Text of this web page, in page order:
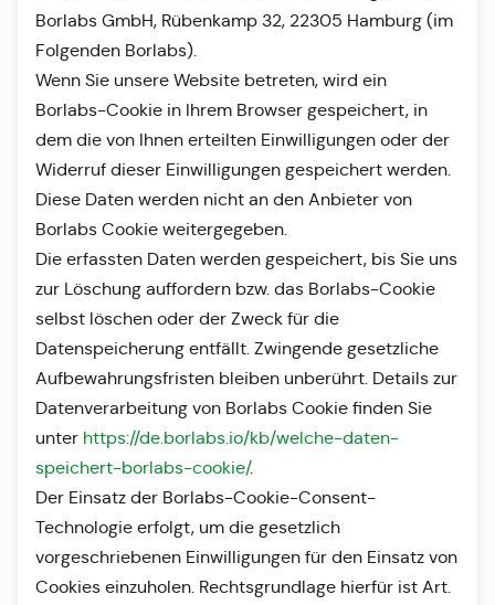
Borlabs GmbH, Rübenkamp 32, 22305 Hamburg (im
Folgenden Borlabs).
Wenn Sie unsere Website betreten, wird ein
Borlabs-Cookie in Ihrem Browser gespeichert, in
dem die von Ihnen erteilten Einwilligungen oder der
Widerruf dieser Einwilligungen gespeichert werden.
Diese Daten werden nicht an den Anbieter von
Borlabs Cookie weitergegeben.
Die erfassten Daten werden gespeichert, bis Sie uns
zur Löschung auffordern bzw. das Borlabs-Cookie
selbst löschen oder der Zweck für die
Datenspeicherung entfällt. Zwingende gesetzliche
Aufbewahrungsfristen bleiben unberührt. Details zur
Datenverarbeitung von Borlabs Cookie finden Sie
unter https://de.borlabs.io/kb/welche-daten-
speichert-borlabs-cookie/.
Der Einsatz der Borlabs-Cookie-Consent-
Technologie erfolgt, um die gesetzlich
vorgeschriebenen Einwilligungen für den Einsatz von
Cookies einzuholen. Rechtsgrundlage hierfür ist Art.